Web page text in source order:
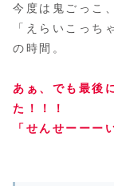
今度は鬼ごっこ
「えらいこっち
の時間。
あぁ、でも最後
た！！！
「せんせーーー